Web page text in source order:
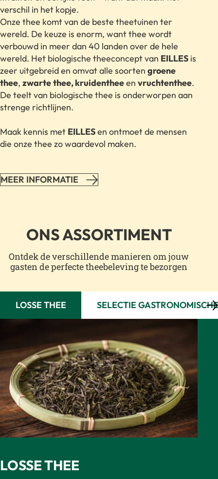
verschil in het kopje.
Onze thee komt van de beste theetuinen ter
wereld. De keuze is enorm, want thee wordt
verbouwd in meer dan 40 landen over de hele
wereld. Het biologische theeconcept van EILLES is
zeer uitgebreid en omvat alle soorten groene
thee, zwartethee, kruidentheeen vruchtenthee.
De teelt van biologische thee is onderworpen aan
strenge richtlijnen.
Maak kennis met EILLESen ontmoet de mensen
die onze thee zo waardevol maken.
MEER INFORMATIE
ONS ASSORTIMENT
Ontdek de verschillende manieren om jouw
gasten de perfecte theebeleving te bezorgen
LOSSE THEE SELECTIE
LOSSE THEE